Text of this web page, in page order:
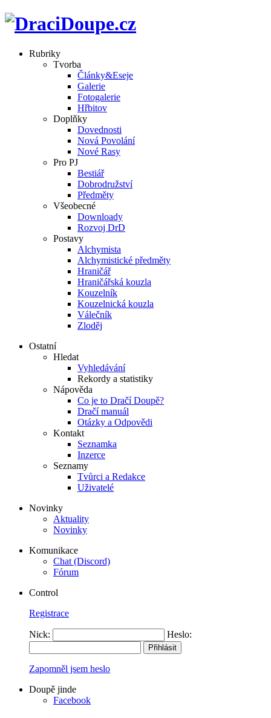
Rubriky
Tvorba
Články&Eseje
Galerie
Fotogalerie
Hřbitov
Doplňky
Dovednosti
Nová Povolání
Nové Rasy
Pro PJ
Bestiář
Dobrodružství
Předměty
Všeobecné
Downloady
Rozvoj DrD
Postavy
Alchymista
Alchymistické předměty
Hraničář
Hraničářská kouzla
Kouzelník
Kouzelnická kouzla
Válečník
Zloděj
Ostatní
Hledat
Vyhledávání
Rekordy a statistiky
Nápověda
Co je to Dračí Doupě?
Dračí manuál
Otázky a Odpovědi
Kontakt
Seznamka
Inzerce
Seznamy
Tvůrci a Redakce
Uživatelé
Novinky
Aktuality
Novinky
Komunikace
Chat (Discord)
Fórum
Control
Registrace
Nick: Heslo:
Zapomněl jsem heslo
Doupě jinde
Facebook